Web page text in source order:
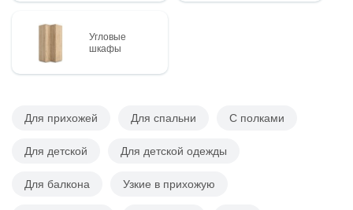
Угловые
шкафы
Для прихожей Для спальни С полками
Для детской Для детской одежды
Для балкона Узкие в прихожую